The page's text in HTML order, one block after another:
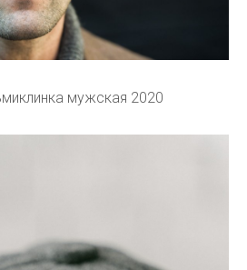
мужская 2020